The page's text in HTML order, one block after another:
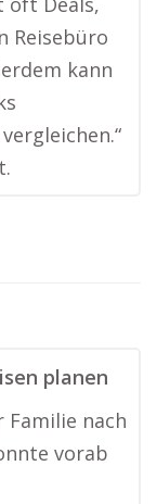
Reisebüro
kann
planen
nach
vorab